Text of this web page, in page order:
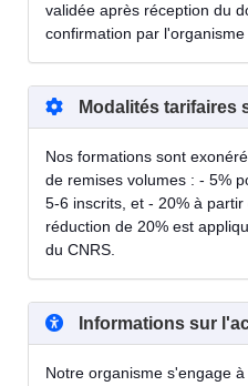
validée après réception du
confirmation par
Modalités tarifaires
Nos formations sont
de remises volumes : - 5%
5-6 inscrits, et - 20% à
réduction de 20% est
du CNRS.
Informations sur
Notre organisme s'engage